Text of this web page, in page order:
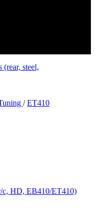
/ ET410
HD, EB410/ET410)